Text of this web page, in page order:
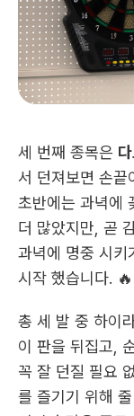
세 번째 종목은
서 던져보면 손끝
초반에는 과녁에
더 많았지만, 곧
과녁에 명중 시키
시작 했습니다. 🔥
총 세 발 중 하이
이 판을 뒤집고,
꼭 잘 던질 필요
를 즐기기 위해